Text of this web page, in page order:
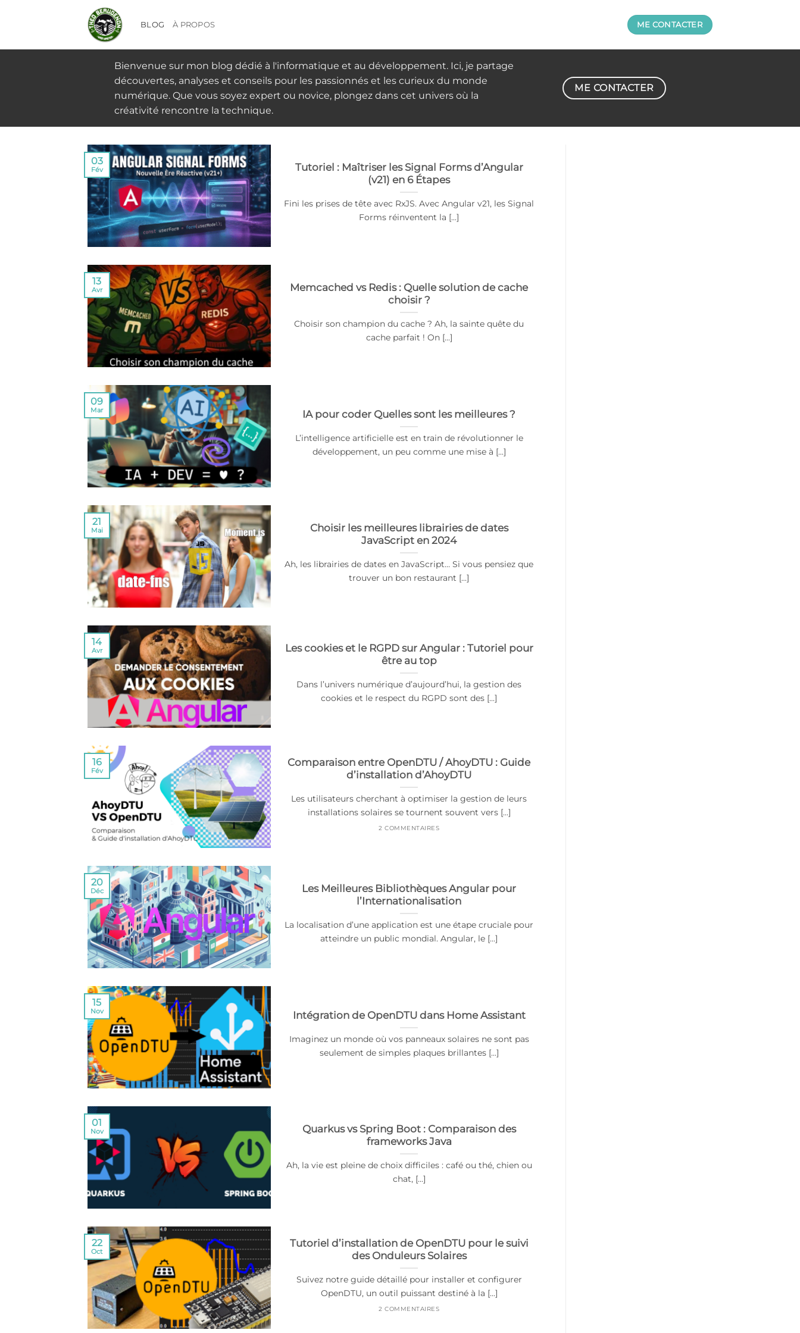
BLOG À PROPOS ME CONTACTER
Bienvenue sur mon blog dédié à l'informatique et au développement. Ici, je partage
découvertes, analyses et conseils pour les passionnés et les curieux du monde
numérique. Que vous soyez expert ou novice, plongez dans cet univers où la
créativité rencontre la technique.
ME CONTACTER
Tutoriel : Maîtriser les Signal Forms d’Angular
(v21) en 6 Étapes
Fini les prises de tête avec RxJS. Avec Angular v21, les Signal
Forms réinventent la [...]
03
Fév
Memcached vs Redis : Quelle solution de cache
choisir ?
Choisir son champion du cache ? Ah, la sainte quête du
cache parfait ! On [...]
13
Avr
IA pour coder Quelles sont les meilleures ?
L’intelligence artificielle est en train de révolutionner le
développement, un peu comme une mise à [...]
09
Mar
Choisir les meilleures librairies de dates
JavaScript en 2024
Ah, les librairies de dates en JavaScript… Si vous pensiez que
trouver un bon restaurant [...]
21
Mai
Les cookies et le RGPD sur Angular : Tutoriel pour
être au top
Dans l’univers numérique d’aujourd’hui, la gestion des
cookies et le respect du RGPD sont des [...]
14
Avr
Comparaison entre OpenDTU / AhoyDTU : Guide
d’installation d’AhoyDTU
Les utilisateurs cherchant à optimiser la gestion de leurs
installations solaires se tournent souvent vers [...]
2 COMMENTAIRES
16
Fév
Les Meilleures Bibliothèques Angular pour
l’Internationalisation
La localisation d’une application est une étape cruciale pour
atteindre un public mondial. Angular, le [...]
20
Déc
Intégration de OpenDTU dans Home Assistant
Imaginez un monde où vos panneaux solaires ne sont pas
seulement de simples plaques brillantes [...]
15
Nov
Quarkus vs Spring Boot : Comparaison des
frameworks Java
Ah, la vie est pleine de choix difficiles : café ou thé, chien ou
chat, [...]
01
Nov
Tutoriel d’installation de OpenDTU pour le suivi
des Onduleurs Solaires
Suivez notre guide détaillé pour installer et configurer
OpenDTU, un outil puissant destiné à la [...]
2 COMMENTAIRES
22
Oct